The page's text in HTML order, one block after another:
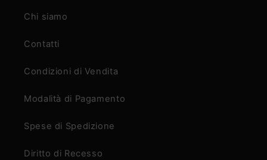
Chi siamo
Contatti
Condizioni di Vendita
Modalità di Pagamento
Spese di Spedizione
Diritto di Recesso